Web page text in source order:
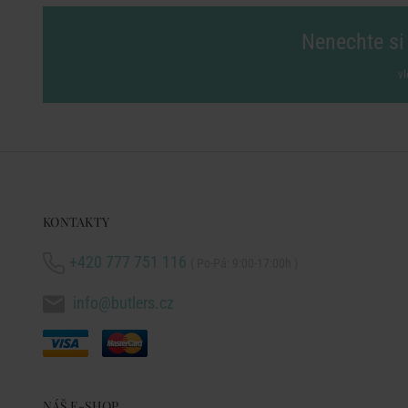
Nenechte
KONTAKTY
+420 777 751 116
info@butlers.cz